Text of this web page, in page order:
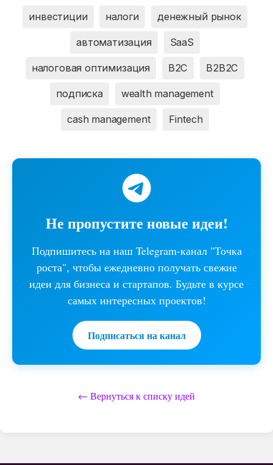
инвестиции налоги денежный рынок
автоматизация SaaS
налоговая оптимизация B2C B2B2C
подписка wealth management
cash management Fintech
Не пропустите новые идеи!
Подпишитесь на наш Telegram-канал "Точка
роста", чтобы ежедневно получать свежие
идеи для бизнеса и стартапов. Будьте в курсе
самых интересных проектов!
Подписаться на канал
← Вернуться к списку идей